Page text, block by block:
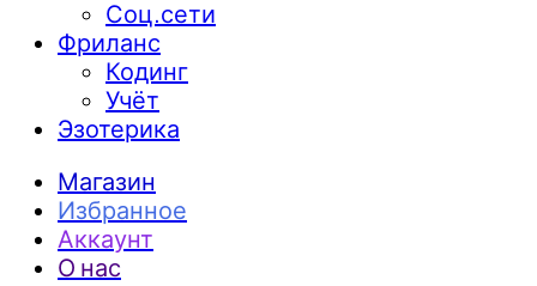
Соц.сети
Фриланс
Кодинг
Учёт
Эзотерика
Магазин
Избранное
Аккаунт
О нас